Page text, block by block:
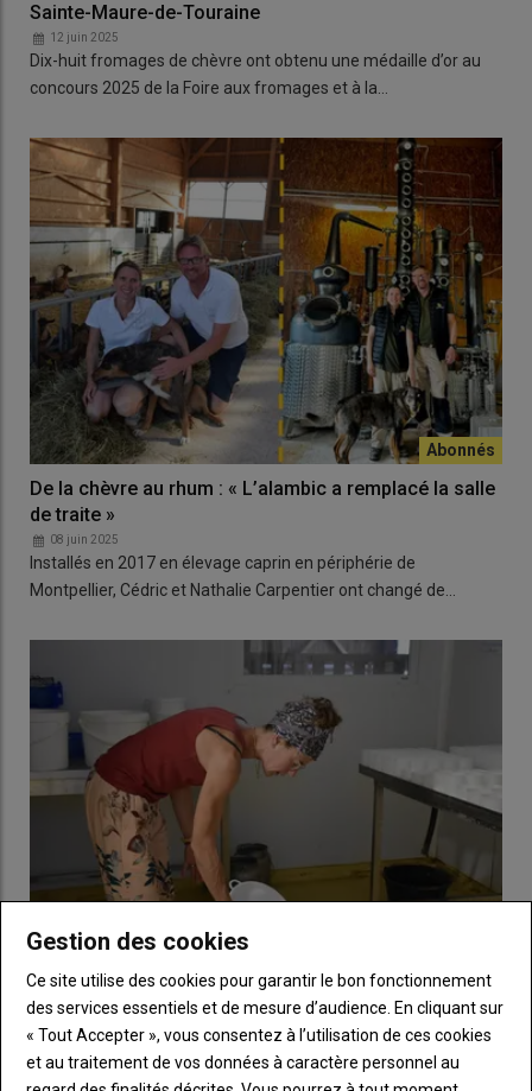
Sainte-Maure-de-Touraine
12 juin 2025
Dix-huit fromages de chèvre ont obtenu une médaille d’or au
concours 2025 de la Foire aux fromages et à la…
De la chèvre au rhum : « L’alambic a remplacé la salle
de traite »
08 juin 2025
Installés en 2017 en élevage caprin en périphérie de
Montpellier, Cédric et Nathalie Carpentier ont changé de…
Idée reçue n° 1 – Il faut s’installer fromager avec un
gros volume
06 juin 2025
On peut s’installer sur un élevage caprin avec un petit volume
Gestion des cookies
Ce site utilise des cookies pour garantir le bon fonctionnement
des services essentiels et de mesure d’audience. En cliquant sur
« Tout Accepter », vous consentez à l’utilisation de ces cookies
et au traitement de vos données à caractère personnel au